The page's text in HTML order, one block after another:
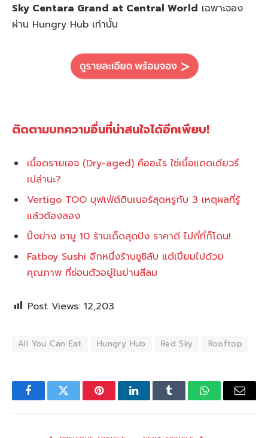
Sky Centara Grand at Central World เฉพาะจอง
ผ่าน Hungry Hub เท่านั้น
ติดตามบทความอื่นที่น่าสนใจได้อีกเพียบ!
เนื้อดรายเอจ (Dry-aged) คืออะไร ใช่เนื้อแดดเดียวรึ
เปล่านะ?
Vertigo TOO บุฟเฟ่ต์ดินเนอร์สุดหรูกับ 3 เหตุผลที่รู้
แล้วต้องลอง
ปิ้งย่าง ชาบู 10 ร้านเด็ดสุดปัง ราคาดี ไปกี่ที่ก็โดน!
Fatboy Sushi อีกหนึ่งร้านซูชิลับ แต่เปี่ยมไปด้วย
คุณภาพ ที่ซ่อนตัวอยู่ในย่านสีลม
Post Views: 12,203
All You Can Eat Hungry Hub Red Sky Rooftop
FacebookTwitter PinterestLinkedInTumblr WhatsAppEmail